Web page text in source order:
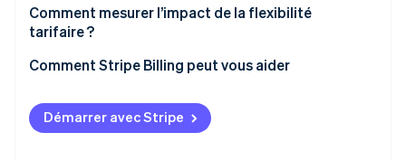
Relations plus solides avec les clients
Systèmes de crédit
Modèles fondés sur les résultats
Choisir un indicateur
Infrastructure de suivi
Volatilité des revenus
Comment mesurer l’impact de la flexibilité
tarifaire ?
Comment Stripe Billing peut vous aider
Démarrer avec Stripe